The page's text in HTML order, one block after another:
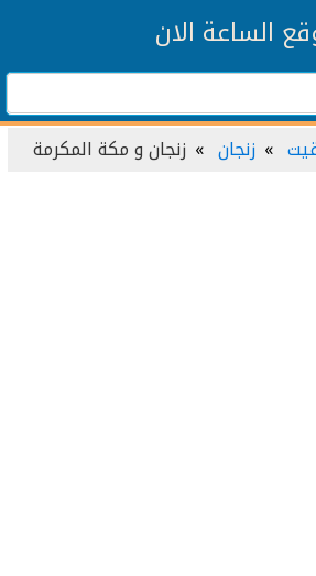
الساعة الان
زنجان زنجان و مكة المكرمة